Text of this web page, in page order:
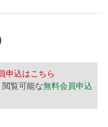
申込はこちら
覧可能な無料会員申込